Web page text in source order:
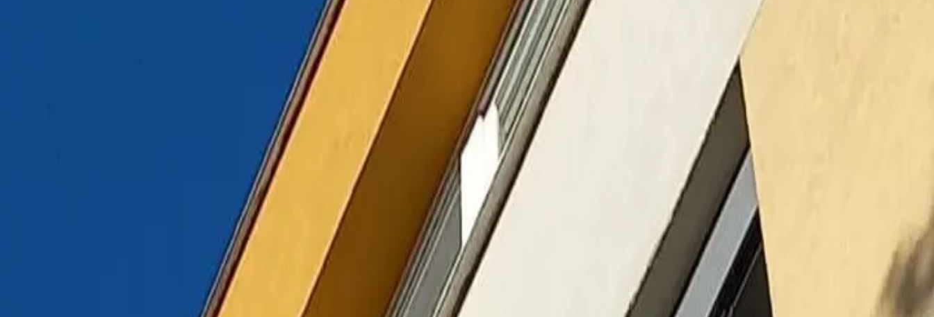
Tepelné čerpadlá Carrier
Tepelné čerpadlá SamsungTepelné čerpadlá Daikin
Rekuperácie
Referencie
Kontakt
0908 237 557
Profesionálna montáž klimatizácií rýchlo a spoľahlivo
Odborná inštalácia klimatizácií s dôrazom na detail a dlhoročné skúsenosti.
Chcem montáž klimatizácie